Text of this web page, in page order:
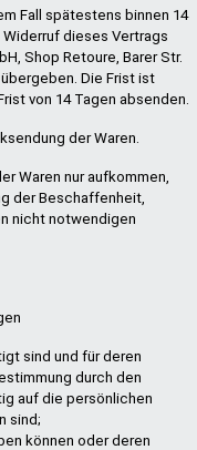
Fall spätestens binnen 14
Widerruf dieses Vertrags
Shop Retoure, Barer Str.
Die Frist ist
von 14 Tagen absenden.
der Waren.
Waren nur aufkommen,
der Beschaffenheit,
nicht notwendigen
sind und für deren
durch den
auf die persönlichen
sind;
können oder deren